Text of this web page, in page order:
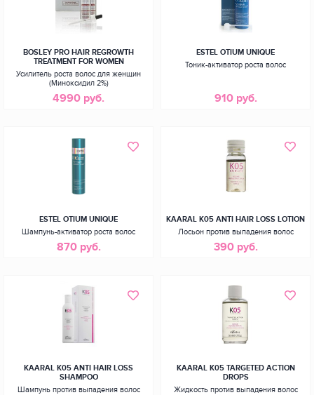
BOSLEY PRO HAIR REGROWTH
TREATMENT FOR WOMEN
Усилитель роста волос для женщин
(Миноксидил 2%)
4990 руб.
ESTEL OTIUM UNIQUE
Тоник-активатор роста волос
910 руб.
ESTEL OTIUM UNIQUE
Шампунь-активатор роста волос
870 руб.
KAARAL K05 ANTI HAIR LOSS LOTION
Лосьон против выпадения волос
390 руб.
KAARAL K05 ANTI HAIR LOSS
SHAMPOO
Шампунь против выпадения волос
KAARAL К05 TARGETED ACTION
DROPS
Жидкость против выпадения волос